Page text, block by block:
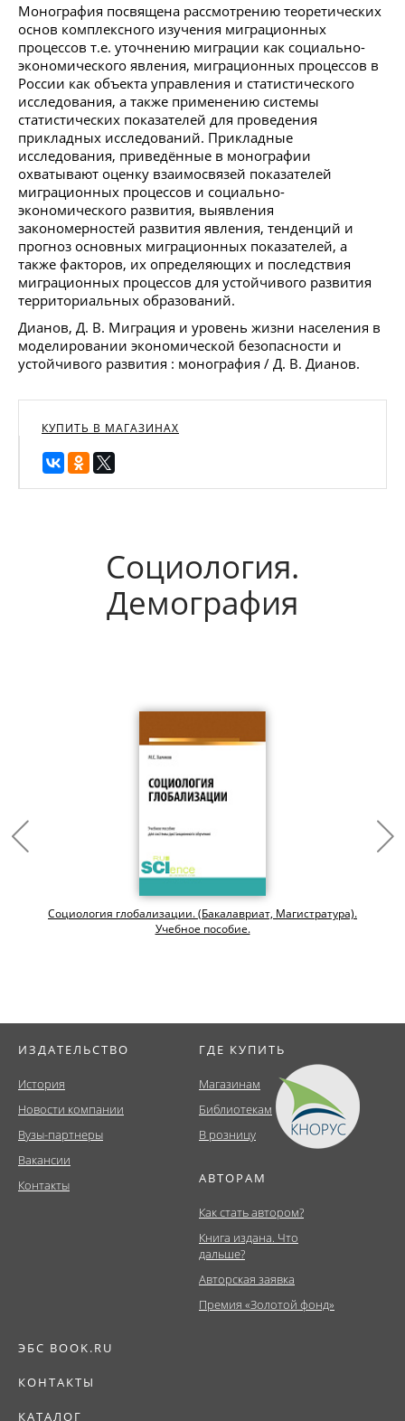
Монография посвящена рассмотрению теоретических
основ комплексного изучения миграционных
процессов т.е. уточнению миграции как социально-
экономического явления, миграционных процессов в
России как объекта управления и статистического
исследования, а также применению системы
статистических показателей для проведения
прикладных исследований. Прикладные
исследования, приведённые в монографии
охватывают оценку взаимосвязей показателей
миграционных процессов и социально-
экономического развития, выявления
закономерностей развития явления, тенденций и
прогноз основных миграционных показателей, а
также факторов, их определяющих и последствия
миграционных процессов для устойчивого развития
территориальных образований.
Дианов, Д. В. Миграция и уровень жизни населения в
моделировании экономической безопасности и
устойчивого развития : монография / Д. В. Дианов.
КУПИТЬ В МАГАЗИНАХ
Социология.
Демография
Социология глобализации. (Бакалавриат, Магистратура).
Учебное пособие.
ИЗДАТЕЛЬСТВО
История
Новости компании
Вузы-партнеры
Вакансии
Контакты
ГДЕ КУПИТЬ
Магазинам
Библиотекам
В розницу
АВТОРАМ
Как стать автором?
Книга издана. Что
дальше?
Авторская заявка
Премия «Золотой фонд»
ЭБС BOOK.RU
КОНТАКТЫ
КАТАЛОГ